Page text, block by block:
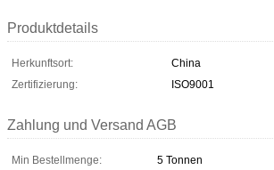
Produktdetails
Herkunftsort:
China
Zertifizierung:
ISO9001
Zahlung und Versand AGB
Min Bestellmenge:
5 Tonnen